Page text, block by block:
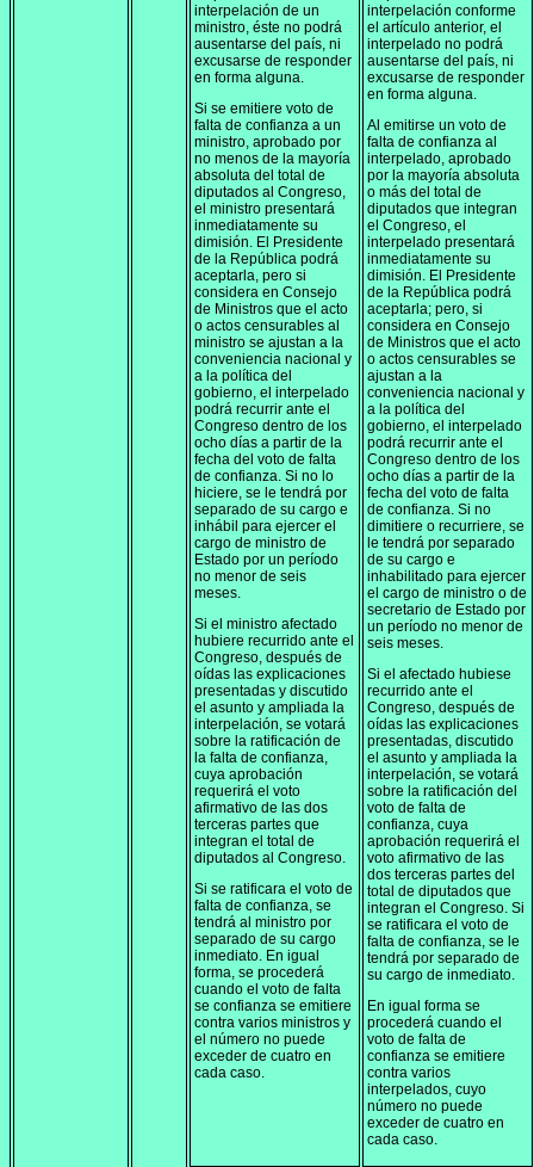
interpelación de un
ministro, éste no podrá
ausentarse del país, ni
excusarse de responder
en forma alguna.
Si se emitiere voto de
falta de confianza a un
ministro, aprobado por
no menos de la mayoría
absoluta del total de
diputados al Congreso,
el ministro presentará
inmediatamente su
dimisión. El Presidente
de la República podrá
aceptarla, pero si
considera en Consejo
de Ministros que el acto
o actos censurables al
ministro se ajustan a la
conveniencia nacional y
a la política del
gobierno, el interpelado
podrá recurrir ante el
Congreso dentro de los
ocho días a partir de la
fecha del voto de falta
de confianza. Si no lo
hiciere, se le tendrá por
separado de su cargo e
inhábil para ejercer el
cargo de ministro de
Estado por un período
no menor de seis
meses.
Si el ministro afectado
hubiere recurrido ante el
Congreso, después de
oídas las explicaciones
presentadas y discutido
el asunto y ampliada la
interpelación, se votará
sobre la ratificación de
la falta de confianza,
cuya aprobación
requerirá el voto
afirmativo de las dos
terceras partes que
integran el total de
diputados al Congreso.
Si se ratificara el voto de
falta de confianza, se
tendrá al ministro por
separado de su cargo
inmediato. En igual
forma, se procederá
cuando el voto de falta
se confianza se emitiere
contra varios ministros y
el número no puede
exceder de cuatro en
cada caso.
interpelación conforme
el artículo anterior, el
interpelado no podrá
ausentarse del país, ni
excusarse de responder
en forma alguna.
Al emitirse un voto de
falta de confianza al
interpelado, aprobado
por la mayoría absoluta
o más del total de
diputados que integran
el Congreso, el
interpelado presentará
inmediatamente su
dimisión. El Presidente
de la República podrá
aceptarla; pero, si
considera en Consejo
de Ministros que el acto
o actos censurables se
ajustan a la
conveniencia nacional y
a la política del
gobierno, el interpelado
podrá recurrir ante el
Congreso dentro de los
ocho días a partir de la
fecha del voto de falta
de confianza. Si no
dimitiere o recurriere, se
le tendrá por separado
de su cargo e
inhabilitado para ejercer
el cargo de ministro o de
secretario de Estado por
un período no menor de
seis meses.
Si el afectado hubiese
recurrido ante el
Congreso, después de
oídas las explicaciones
presentadas, discutido
el asunto y ampliada la
interpelación, se votará
sobre la ratificación del
voto de falta de
confianza, cuya
aprobación requerirá el
voto afirmativo de las
dos terceras partes del
total de diputados que
integran el Congreso. Si
se ratificara el voto de
falta de confianza, se le
tendrá por separado de
su cargo de inmediato.
En igual forma se
procederá cuando el
voto de falta de
confianza se emitiere
contra varios
interpelados, cuyo
número no puede
exceder de cuatro en
cada caso.